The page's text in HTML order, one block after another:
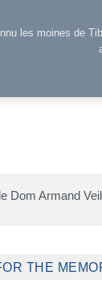
les moines de
Dom Armand
THE